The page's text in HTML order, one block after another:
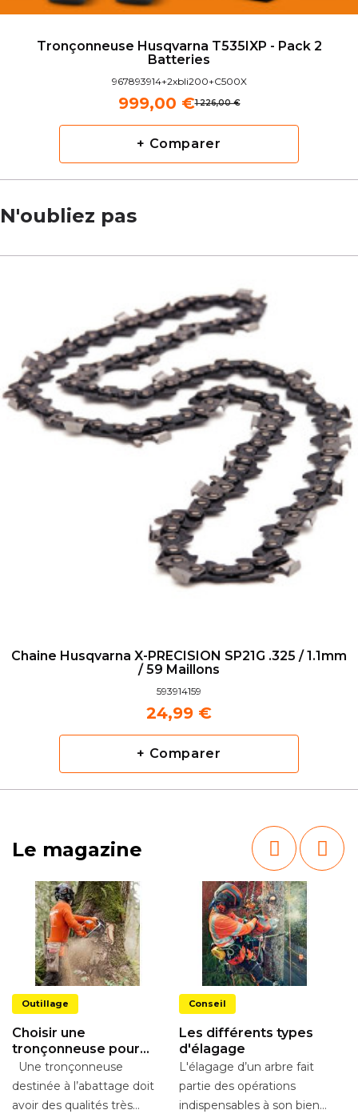
Tronçonneuse Husqvarna T535IXP - Pack 2
Batteries
967893914+2xbli200+C500X
1 226,00 €
999,00 €
+ Comparer
N'oubliez pas
Chaine Husqvarna X-PRECISION SP21G .325 / 1.1mm
/ 59 Maillons
593914159
24,99 €
+ Comparer
Le magazine
Outillage
Choisir une
tronçonneuse pour
l’abattage
Une tronçonneuse
destinée à l’abattage doit
avoir des qualités très
Conseil
Les différents types
d'élagage
L'élagage d’un arbre fait
partie des opérations
indispensables à son bien-